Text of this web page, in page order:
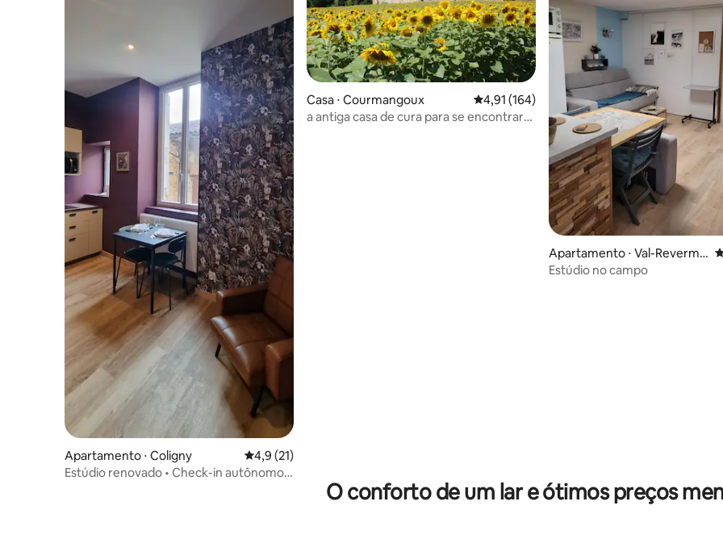
Apartamento ⋅ Coligny 4,9 de uma avaliação média de 5, 21 avaliações
4,9 (21)
Estúdio renovado • Check-in autônomo •
Casa ⋅ Courmangoux 4,91 de uma avaliação média de 5, 164
4,91 (164)
a antiga casa de cura para se encontrar
Apartamento ⋅ Val-Revermo
nt
Estúdio no campo
O conforto de um lar e ótimos preços